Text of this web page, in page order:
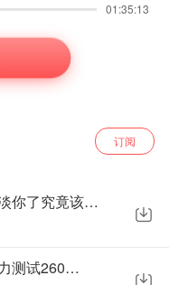
01:35:13
订阅
猫爵士直播连麦回放：女生冷淡你了究竟该怎么处理？260806
猫爵士直播连麦回放：恋爱能力测试260805